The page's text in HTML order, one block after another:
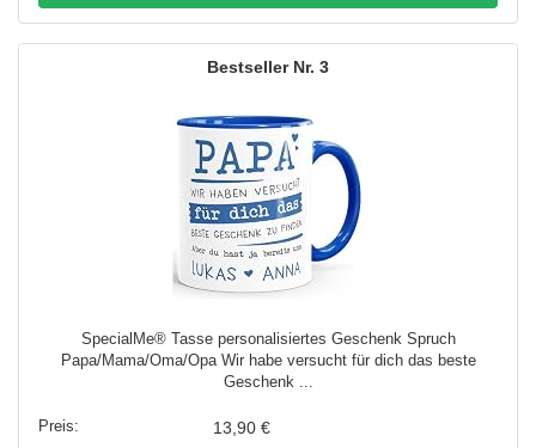
3
SpecialMe® Tasse personalisiertes Geschenk Spruch
Papa/Mama/Oma/Opa Wir habe versucht für dich das beste
Geschenk ...
13,90 €